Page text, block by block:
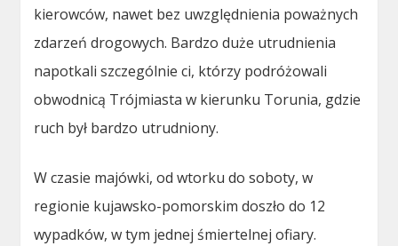
kierowców, nawet bez uwzględnienia poważnych
zdarzeń drogowych. Bardzo duże utrudnienia
napotkali szczególnie ci, którzy podróżowali
obwodnicą Trójmiasta w kierunku Torunia, gdzie
ruch był bardzo utrudniony.
W czasie majówki, od wtorku do soboty, w
regionie kujawsko-pomorskim doszło do 12
wypadków, w tym jednej śmiertelnej ofiary.